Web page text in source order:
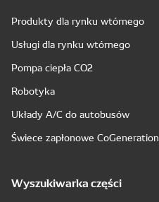
Produkty dla rynku wtórnego
Usługi dla rynku wtórnego
Pompa ciepła CO2
Robotyka
Układy A/C do autobusów
Świece zapłonowe CoGeneration
Wyszukiwarka części